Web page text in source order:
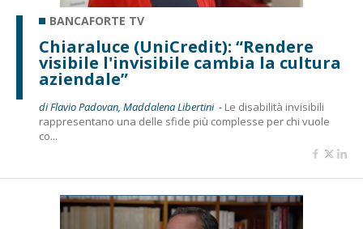
BANCAFORTE TV
Chiaraluce (UniCredit): “Rendere
visibile l'invisibile cambia la cultura
aziendale”
di Flavio Padovan, Maddalena Libertini - Le disabilità invisibili
rappresentano una delle sfide più complesse per chi vuole
co...